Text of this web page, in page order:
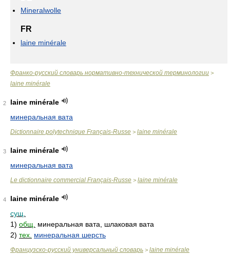
Mineralwolle
FR
laine minérale
Франко-русский словарь нормативно-технической терминологии >
laine minérale
2
laine minérale
минеральная вата
Dictionnaire polytechnique Français-Russe > laine minérale
3
laine minérale
минеральная вата
Le dictionnaire commercial Français-Russe > laine minérale
4
laine minérale
сущ.
1) общ.
минеральная вата, шлаковая вата
2) тех. минеральная шерсть
Французско-русский универсальный словарь > laine minérale